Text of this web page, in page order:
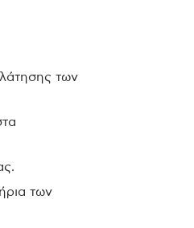
των
των